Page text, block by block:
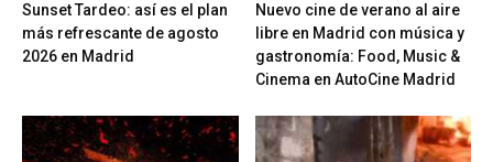
Sunset Tardeo: así es el plan
más refrescante de agosto
2026 en Madrid
Nuevo cine de verano al aire
libre en Madrid con música y
gastronomía: Food, Music &
Cinema en AutoCine Madrid